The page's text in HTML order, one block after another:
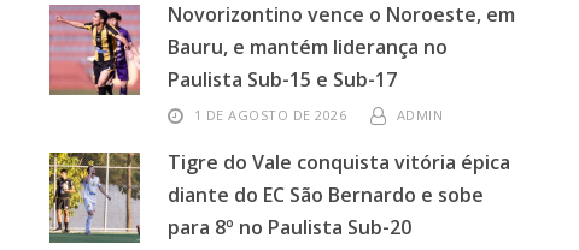
Novorizontino vence o Noroeste, em
Bauru, e mantém liderança no
Paulista Sub-15 e Sub-17
1 DE AGOSTO DE 2026 ADMIN
Tigre do Vale conquista vitória épica
diante do EC São Bernardo e sobe
para 8º no Paulista Sub-20